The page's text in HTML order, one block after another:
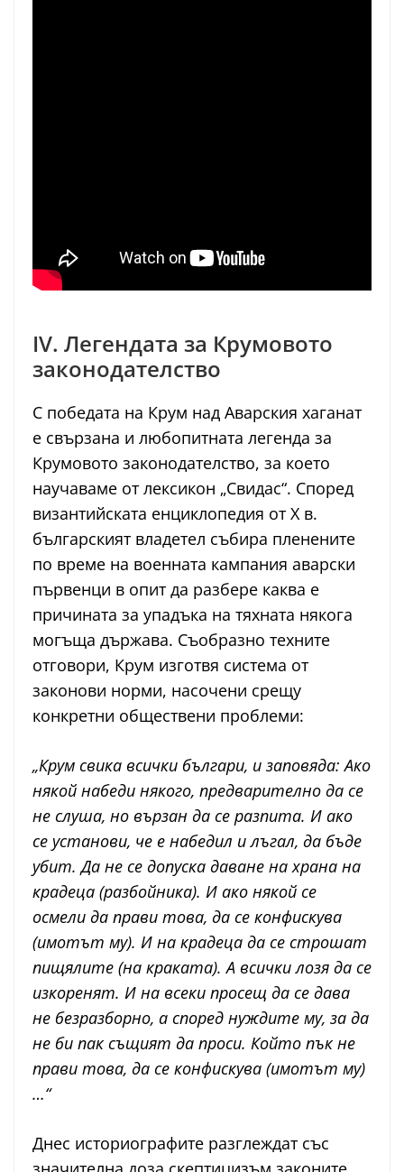
IV. Легендата за Крумовото
законодателство
С победата на Крум над Аварския хаганат
е свързана и любопитната легенда за
Крумовото законодателство, за което
научаваме от лексикон „Свидас“. Според
византийската енциклопедия от X в.
българският владетел събира пленените
по време на военната кампания аварски
първенци в опит да разбере каква е
причината за упадъка на тяхната някога
могъща държава. Съобразно техните
отговори, Крум изготвя система от
законови норми, насочени срещу
конкретни обществени проблеми:
„Крум свика всички българи, и заповяда: Ако
някой набеди някого, предварително да се
не слуша, но вързан да се разпита. И ако
се установи, че е набедил и лъгал, да бъде
убит. Да не се допуска даване на храна на
крадеца (разбойника). И ако някой се
осмели да прави това, да се конфискува
(имотът му). И на крадеца да се строшат
пищялите (на краката). А всички лозя да се
изкоренят. И на всеки просещ да се дава
не безразборно, а според нуждите му, за да
не би пак същият да проси. Който пък не
прави това, да се конфискува (имотът му)
…“
Днес историографите разглеждат със